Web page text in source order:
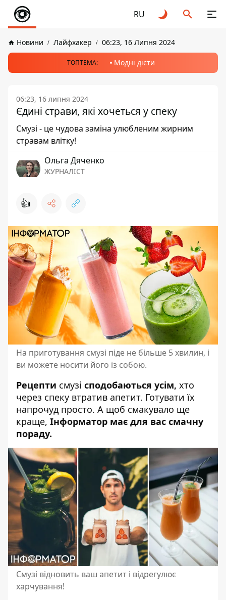
RU
Новини Лайфхакер 06:23, 16 Липня 2024
ТОПТЕМА: Модні дієти
06:23, 16 липня 2024
Єдині страви, які хочеться у спеку
Смузі - це чудова заміна улюбленим жирним
стравам влітку!
Ольга Дяченко
ЖУРНАЛІСТ
👍
На приготування смузі піде не більше 5 хвилин, і
ви можете носити його із собою.
Рецепти смузі сподобаються усім, хто
через спеку втратив апетит. Готувати їх
напрочуд просто. А щоб смакувало ще
краще, Інформатор має для вас смачну
пораду.
Смузі відновить ваш апетит і відрегулює
харчування!